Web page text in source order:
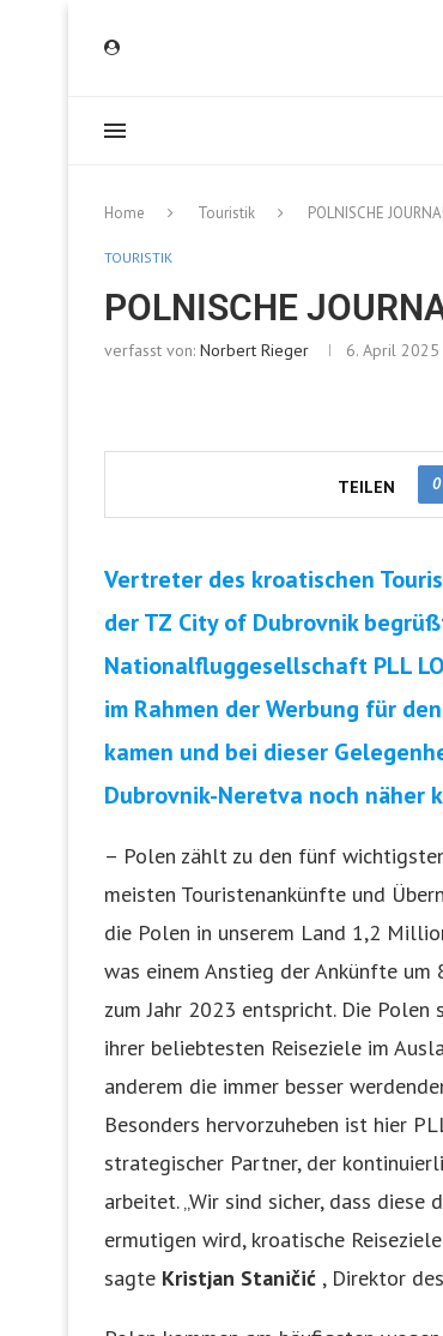
Home Touristik POLNISCHE
TOURISTIK
POLNISCHE
verfasst von: Norbert Rieger 6. April 2025
TEILEN 0
Vertreter des kroatischen
der TZ City of Dubrovnik
Nationalfluggesellschaft PLL
im Rahmen der Werbung für
kamen und bei dieser
Dubrovnik-Neretva noch näher
– Polen zählt zu den fünf
meisten Touristenankünfte und
die Polen in unserem Land 1,2
was einem Anstieg der Ankünfte um
zum Jahr 2023 entspricht. Die
ihrer beliebtesten Reiseziele im
anderem die immer besser
Besonders hervorzuheben ist hier
strategischer Partner, der
arbeitet. „Wir sind sicher, dass diese
ermutigen wird, kroatische
sagte Kristjan Staničić , Direktor